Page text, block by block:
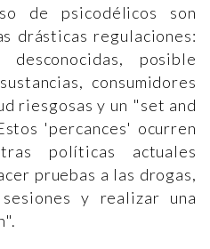
de psicodélicos son
drásticas regulaciones:
posible
consumidores
riesgosas y un "set and
'percances' ocurren
políticas actuales
pruebas a las drogas,
y realizar una